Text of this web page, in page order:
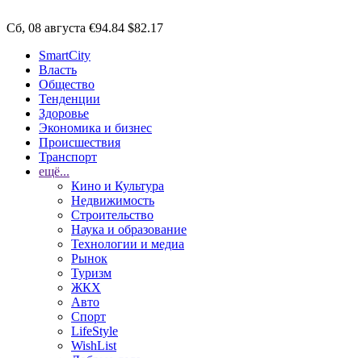
Сб, 08 августа €94.84 $82.17
SmartCity
Власть
Общество
Тенденции
Здоровье
Экономика и бизнес
Происшествия
Транспорт
ещё...
Кино и Культура
Недвижимость
Строительство
Наука и образование
Технологии и медиа
Рынок
Туризм
ЖКХ
Авто
Спорт
LifeStyle
WishList